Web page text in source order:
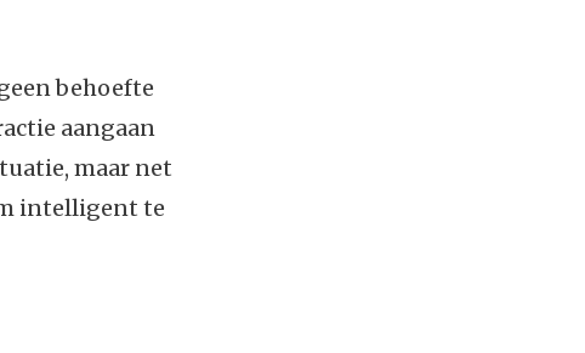
behoefte
aangaan
maar net
intelligent te